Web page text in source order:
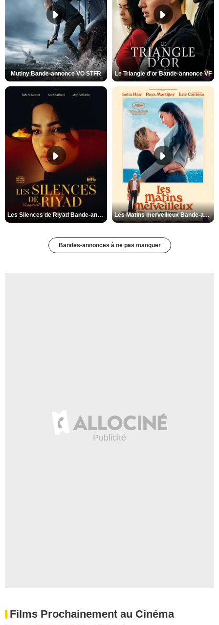
Mutiny Bande-annonce VO STFR Le Triangle d'or Bande-annonce VF
Les Silences de Riyad Bande-annonce VO STFR Les Matins merveilleux Bande-annonce VF
Bandes-annonces à ne pas manquer
Films Prochainement au Cinéma